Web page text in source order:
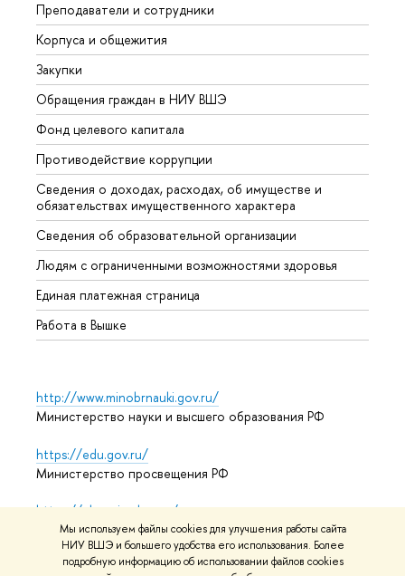
Мы используем файлы cookies для улучшения работы сайта
НИУ ВШЭ и большего удобства его использования. Более
подробную информацию об использовании файлов cookies
Преподаватели и сотрудники
Корпуса и общежития
Закупки
Обращения граждан в НИУ ВШЭ
Фонд целевого капитала
Противодействие коррупции
Сведения о доходах, расходах, об имуществе и
обязательствах имущественного характера
Сведения об образовательной организации
Людям с ограниченными возможностями здоровья
Единая платежная страница
Работа в Вышке
http://www.minobrnauki.gov.ru/
Министерство науки и высшего образования РФ
https://edu.gov.ru/
Министерство просвещения РФ
https://elearning.hse.ru/mooc
Массовые открытые онлайн-курсы